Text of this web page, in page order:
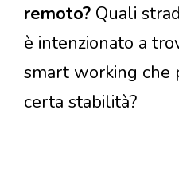
remoto? Quali
è intenzionato a
smart working che
certa stabilità?